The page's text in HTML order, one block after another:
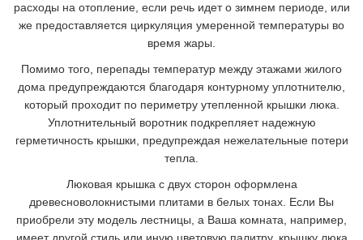
расходы на отопление, если речь идет о зимнем периоде, или
же предоставляется циркуляция умеренной температуры во
время жары.
Помимо того, перепады температур между этажами жилого
дома предупреждаются благодаря контурному уплотнителю,
который проходит по периметру утепленной крышки люка.
Уплотнительный воротник подкрепляет надежную
герметичность крышки, предупреждая нежелательные потери
тепла.
Люковая крышка с двух сторон оформлена
древесноволокнистыми плитами в белых тонах. Если Вы
приобрели эту модель лестницы, а Ваша комната, например,